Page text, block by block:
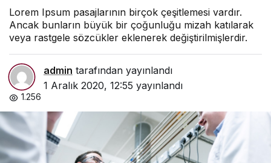
Lorem Ipsum pasajlarının birçok çeşitlemesi vardır.
Ancak bunların büyük bir çoğunluğu mizah katılarak
veya rastgele sözcükler eklenerek değiştirilmişlerdir.
admin tarafından yayınlandı
1 Aralık 2020, 12:55 yayınlandı
1.256
bitiş tarihine ilişkin
astrolog yorumları!